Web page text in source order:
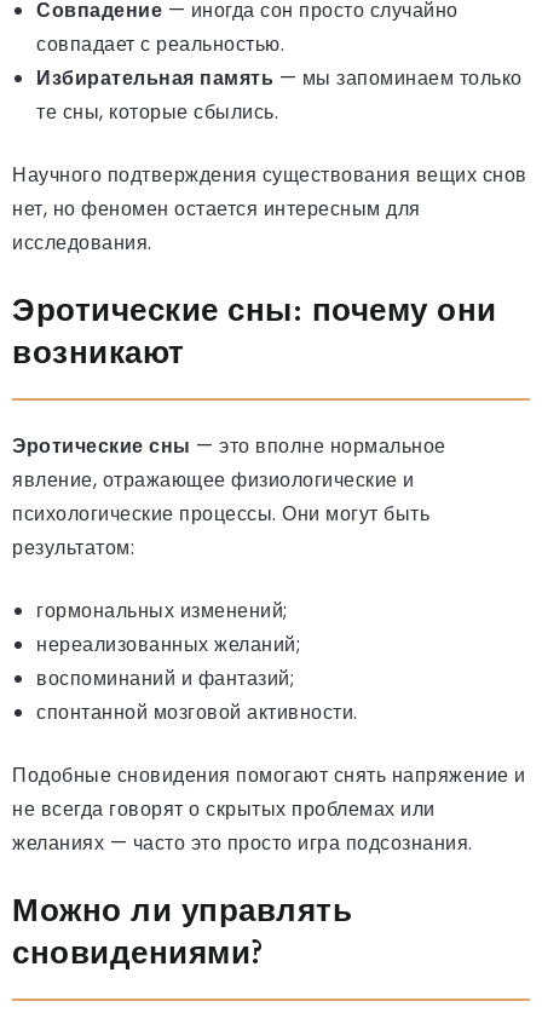
Совпадение — иногда сон просто случайно
совпадает с реальностью.
Избирательная память — мы запоминаем только
те сны, которые сбылись.
Научного подтверждения существования вещих снов
нет, но феномен остается интересным для
исследования.
Эротические сны: почему они
возникают
Эротические сны — это вполне нормальное
явление, отражающее физиологические и
психологические процессы. Они могут быть
результатом:
гормональных изменений;
нереализованных желаний;
воспоминаний и фантазий;
спонтанной мозговой активности.
Подобные сновидения помогают снять напряжение и
не всегда говорят о скрытых проблемах или
желаниях — часто это просто игра подсознания.
Можно ли управлять
сновидениями?